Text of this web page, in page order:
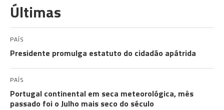
Últimas
PAÍS
Presidente promulga estatuto do cidadão apátrida
PAÍS
Portugal continental em seca meteorológica, mês
passado foi o Julho mais seco do século